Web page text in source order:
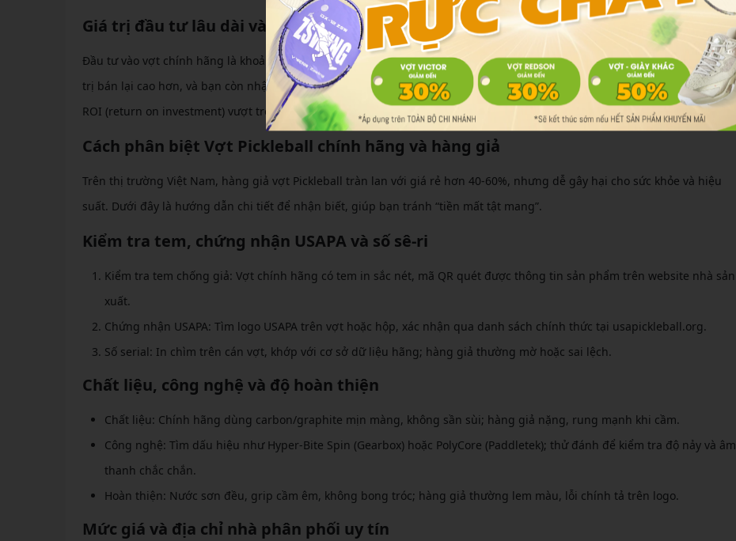
Giá trị đầu tư lâu dài và chế độ bảo hành
Đầu tư vào vợt chính hãng là khoản chi hợp lý với tuổi thọ lên đến 2-3 năm, kèm bảo hành 6-12 tháng từ nhà sản xuất. Giá
trị bán lại cao hơn, và bạn còn nhận được hỗ trợ kỹ thuật miễn phí. So với hàng giả nhanh hỏng, vợt chính hãng mang lại
ROI (return on investment) vượt trội, đặc biệt cho người chơi thường xuyên.
Cách phân biệt Vợt Pickleball chính hãng và hàng giả
Trên thị trường Việt Nam, hàng giả vợt Pickleball tràn lan với giá rẻ hơn 40-60%, nhưng dễ gây hại cho sức khỏe và hiệu
suất. Dưới đây là hướng dẫn chi tiết để nhận biết, giúp bạn tránh “tiền mất tật mang”.
Kiểm tra tem, chứng nhận USAPA và số sê-ri
Kiểm tra tem chống giả: Vợt chính hãng có tem in sắc nét, mã QR quét được thông tin sản phẩm trên website nhà sản
xuất.
Chứng nhận USAPA: Tìm logo USAPA trên vợt hoặc hộp, xác nhận qua danh sách chính thức tại usapickleball.org.
Số serial: In chìm trên cán vợt, khớp với cơ sở dữ liệu hãng; hàng giả thường mờ hoặc sai lệch.
Chất liệu, công nghệ và độ hoàn thiện
Chất liệu: Chính hãng dùng carbon/graphite mịn màng, không sần sùi; hàng giả nặng, rung mạnh khi cầm.
Công nghệ: Tìm dấu hiệu như Hyper-Bite Spin (Gearbox) hoặc PolyCore (Paddletek); thử đánh để kiểm tra độ nảy và âm
thanh chắc chắn.
Hoàn thiện: Nước sơn đều, grip cầm êm, không bong tróc; hàng giả thường lem màu, lỗi chính tả trên logo.
Mức giá và địa chỉ nhà phân phối uy tín